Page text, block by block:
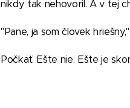
nikdy tak nehovoril. A v tej
"Pane, ja som človek
Počkať. Ešte nie. Ešte je